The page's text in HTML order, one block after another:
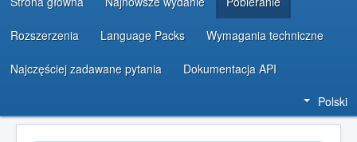
Rozszerzenia Language Packs Wymagania techniczne
Najczęściej zadawane pytania Dokumentacja API
Polski